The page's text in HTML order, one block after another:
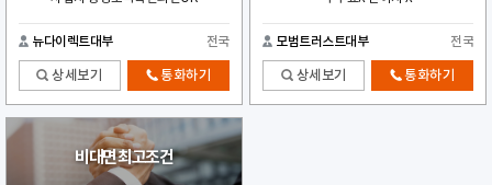
뉴다이렉트대부 전국
상세보기 통화하기
모범트러스트대부 전국
상세보기 통화하기
비대면 최고조건